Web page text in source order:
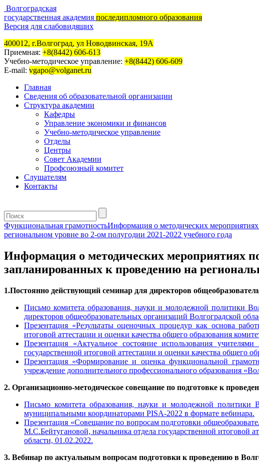
Волгоградская
государственная академия последипломного образования
Версия для слабовидящих
400012, г.Волгоград, ул Новодвинская, 19А
Приемная: +8(8442) 606-613
Учебно-методическое управление: +8(8442) 606-609
E-mail: vgapo@volganet.ru
Главная
Сведения об образовательной организации
Структура академии
Кафедры
Управление экономики и финансов
Учебно-методическое управление
Отделы
Центры
Совет Академии
Профсоюзный комитет
Слушателям
Контакты
Функциональная грамотностьИнформация о методических
региональном уровне во 2-ом полугодии 2021-2022 учебного года
Информация о методических мероприятиях
запланированных к проведению на
1.Постоянно действующий семинар для директоров
Письмо комитета образования, науки и молодежной политики
директоров общеобразовательных организаций Волгоградской
Презентация «Результаты оценочных процедур как основа
итоговой аттестации и оценки качества общего образования
Презентация «Актуальное состояние использования
государственной итоговой аттестации и оценки качества общего
Презентация «Формирование и оценка функциональной
учреждение дополнительного профессионального образования
2. Организационно-методическое совещание по подготовке к
Письмо комитета образования, науки и молодежной
муниципальными координаторами PISA-2022 в формате вебинара.
Презентация «Совещание по вопросам подготовки
М.С.Бейтугановой, начальника отдела государственной итоговой
области, 01.02.2022.
3. Вебинар по актуальным вопросам подготовки к проведению в